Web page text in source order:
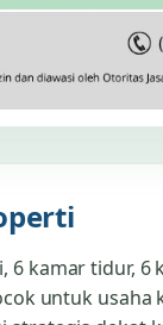
6 kamar tidur, 6
untuk usaha